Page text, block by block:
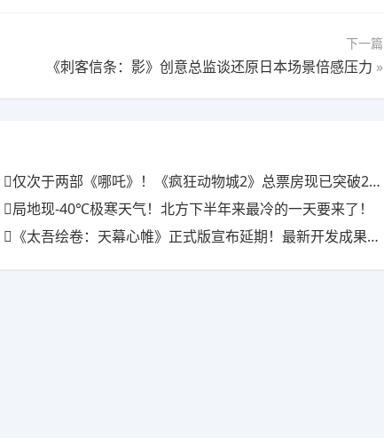
下一篇
《刺客信条：影》创意总监谈还原日本场景倍感压力 »
仅次于两部《哪吒》！《疯狂动物城2》总票房现已突破20亿
局地现-40℃极寒天气！北方下半年来最冷的一天要来了！
《太吾绘卷：天幕心帷》正式版宣布延期！最新开发成果公开